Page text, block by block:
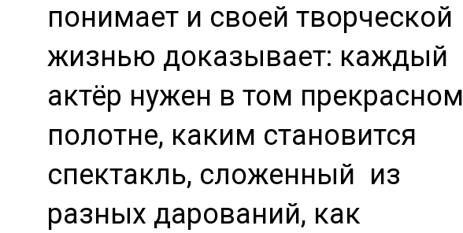
понимает и своей творческой
жизнью доказывает: каждый
актёр нужен в том прекрасном
полотне, каким становится
спектакль, сложенный из
разных дарований, как